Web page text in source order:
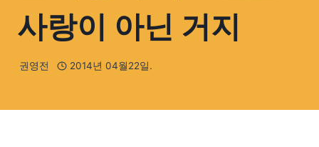
사랑이 아닌 거지
권영전 2014년 04월22일.